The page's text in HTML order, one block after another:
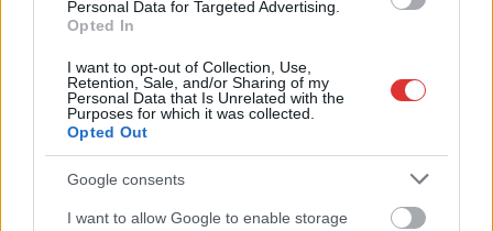
Personal Data for Targeted Advertising.
Opted In
I want to opt-out of Collection, Use,
Retention, Sale, and/or Sharing of my
Personal Data that Is Unrelated with the
Purposes for which it was collected.
Opted Out
Google consents
I want to allow Google to enable storage
Ilyenek eddig a tapasztalatok a vendégektől – a hőhullám
miatt ingyenes a strandolás Szolnokon
Nem biztató: a hétvégi kisebb felfrissülés után jövő héten
megint visszatér a forróság, újra rekkenő hőség jön, akár 38
fokokkal
Közzétették a szakértői állásfoglalást, a Fiumei úti fák